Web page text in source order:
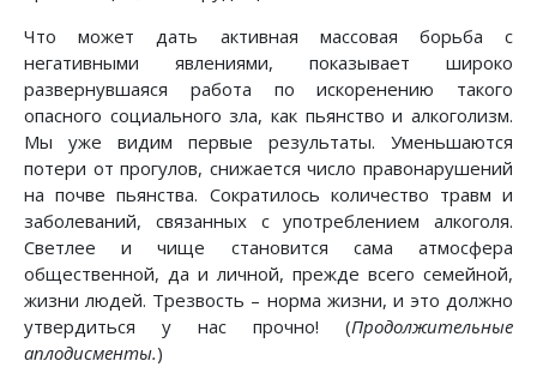
Что может дать активная массовая борьба с
негативными явлениями, показывает широко
развернувшаяся работа по искоренению такого
опасного социального зла, как пьянство и алкоголизм.
Мы уже видим первые результаты. Уменьшаются
потери от прогулов, снижается число правонарушений
на почве пьянства. Сократилось количество травм и
заболеваний, связанных с употреблением алкоголя.
Светлее и чище становится сама атмосфера
общественной, да и личной, прежде всего семейной,
жизни людей. Трезвость – норма жизни, и это должно
утвердиться у нас прочно! (Продолжительные
аплодисменты.)